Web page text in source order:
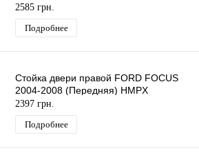
2585 грн.
Подробнее
Стойка двери правой FORD FOCUS
2004-2008 (Передняя) HMPX
2397 грн.
Подробнее